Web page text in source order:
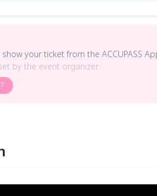
your ticket from the ACCUPASS
by the event organizer.